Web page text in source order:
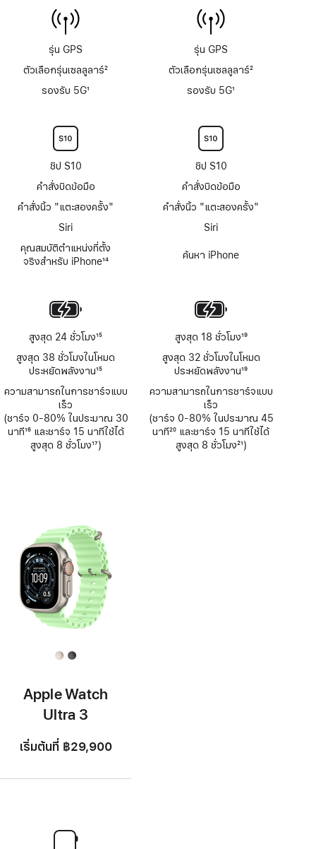
รุ่น GPS
ตัวเลือกรุ่นเซลลูลาร์
เชิงอรรถ
2
รองรับ 5G1
ชิป S10
คำสั่งบิดข้อมือ
คำสั่งนิ้ว "แตะสองครั้ง"
Siri
คุณสมบัติตำแหน่งที่ตั้ง
จริงสำหรับ iPhone14
สูงสุด 24 ชั่วโมง
เชิงอรรถ
15
สูงสุด 38 ชั่วโมงในโหมด
ประหยัดพลังงาน15
ความสามารถในการชาร์จแบบ
เร็ว
(ชาร์จ 0-80% ในประมาณ 30
นาที
เชิงอรรถ
16และชาร์จ 15 นาทีใช้ได้
สูงสุด 8 ชั่วโมง17)
ลึก
ถึง
ม.
อุณหภูมิ
น้ำ
รุ่น GPS
ตัวเลือกรุ่นเซลลูลาร์
เชิงอรรถ
2
รองรับ 5G1
ชิป S10
คำสั่งบิดข้อมือ
คำสั่งนิ้ว "แตะสองครั้ง"
Siri
ค้นหา iPhone
สูงสุด 18 ชั่วโมง
เชิงอรรถ
19
สูงสุด 32 ชั่วโมงในโหมด
ประหยัดพลังงาน19
ความสามารถในการชาร์จแบบ
เร็ว
(ชาร์จ 0-80% ในประมาณ 45
นาที
เชิงอรรถ
20 และชาร์จ 15 นาทีใช้ได้
สูงสุด 8 ชั่วโมง21)
Apple Watch
Ultra 3
เริ่มต้นที่ ฿29,900